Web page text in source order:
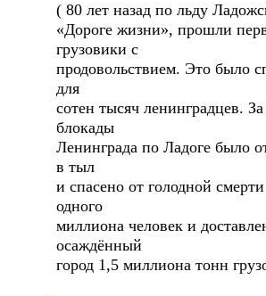
( 80 лет назад по льду
«Дороге жизни», прошли
грузовики с
продовольствием. Это было
для
сотен тысяч ленинградцев.
блокады
Ленинграда по Ладоге было
в тыл
и спасено от голодной
одного
миллиона человек и
осаждённый
город 1,5 миллиона тонн